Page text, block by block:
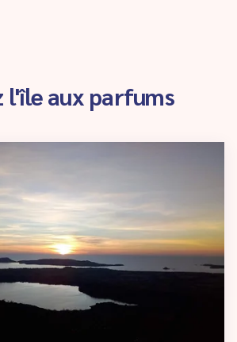
l'île aux parfums